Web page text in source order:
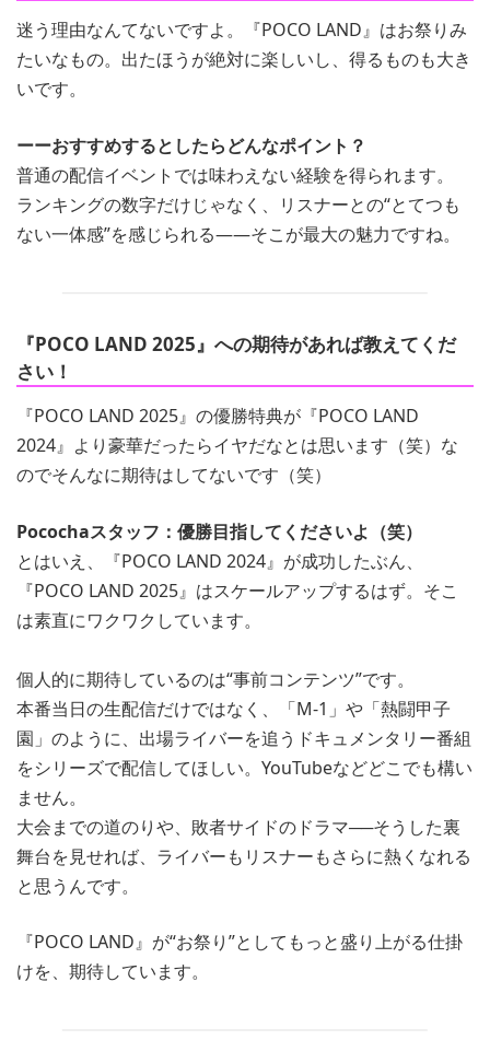
迷う理由なんてないですよ。『POCO LAND』はお祭りみ
たいなもの。出たほうが絶対に楽しいし、得るものも大き
いです。
ーーおすすめするとしたらどんなポイント？
普通の配信イベントでは味わえない経験を得られます。
ランキングの数字だけじゃなく、リスナーとの“とてつも
ない一体感”を感じられる――そこが最大の魅力ですね。
『POCO LAND 2025』への期待があれば教えてくだ
さい！
『POCO LAND 2025』の優勝特典が『POCO LAND
2024』より豪華だったらイヤだなとは思います（笑）な
のでそんなに期待はしてないです（笑）
Pocochaスタッフ：優勝目指してくださいよ（笑）
とはいえ、『POCO LAND 2024』が成功したぶん、
『POCO LAND 2025』はスケールアップするはず。そこ
は素直にワクワクしています。
個人的に期待しているのは“事前コンテンツ”です。
本番当日の生配信だけではなく、「M-1」や「熱闘甲子
園」のように、出場ライバーを追うドキュメンタリー番組
をシリーズで配信してほしい。YouTubeなどどこでも構い
ません。
大会までの道のりや、敗者サイドのドラマ──そうした裏
舞台を見せれば、ライバーもリスナーもさらに熱くなれる
と思うんです。
『POCO LAND』が“お祭り”としてもっと盛り上がる仕掛
けを、期待しています。